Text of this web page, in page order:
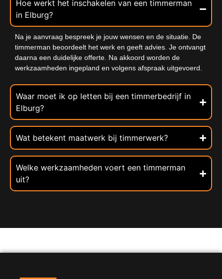
Hoe werkt het inschakelen van een timmerman
in Elburg?
Na je aanvraag bespreek je jouw wensen en de situatie. De
timmerman beoordeelt het werk en geeft advies. Je ontvangt
daarna een duidelijke offerte. Na akkoord worden de
werkzaamheden ingepland en volgens afspraak uitgevoerd.
Waar moet ik op letten bij een timmerbedrijf in
Elburg?
Wat betekent maatwerk bij timmerwerk?
Welke werkzaamheden voert een timmerman
uit?